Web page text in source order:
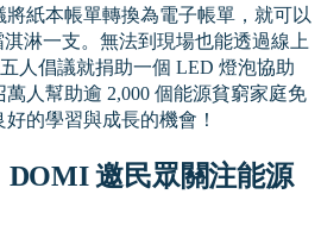
紙本帳單轉換為電子帳單，就可以
淋一支。無法到現場也能透過線上
人倡議就捐助一個 LED 燈泡協助
人幫助逾 2,000 個能源貧窮家庭免
的學習與成長的機會！
DOMI 邀民眾關注能源